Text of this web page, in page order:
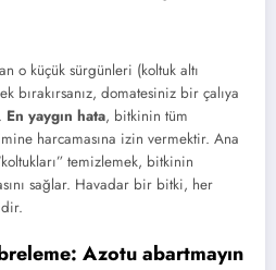
o küçük sürgünleri (koltuk altı
bırakırsanız, domatesiniz bir çalıya
En yaygın hata, bitkinin tüm
harcamasına izin vermektir. Ana
temizlemek, bitkinin
sağlar. Havadar bir bitki, her
Azotu abartmayın